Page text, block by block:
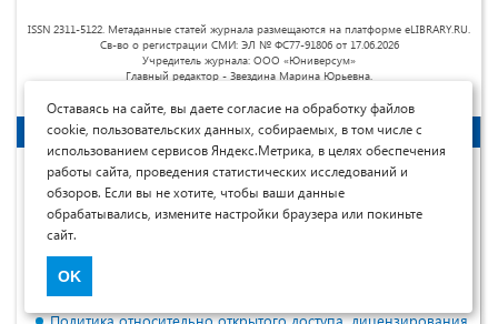
ISSN 2311-5122. Метаданные статей журнала размещаются на платформе eLIBRARY.RU.
Св-во о регистрации СМИ: ЭЛ № ФС77-91806 от 17.06.2026
Учредитель журнала: ООО «Юниверсум»
Главный редактор - Звездина Марина Юрьевна.
Авторам
Миссия
Сотрудничество
Рубрики журнала
Контрольные сроки
Политика относительно открытого доступа, лицензирования
Оставаясь на сайте, вы даете согласие на обработку файлов
cookie, пользовательских данных, собираемых, в том числе с
использованием сервисов Яндекс.Метрика, в целях обеспечения
работы сайта, проведения статистических исследований и
обзоров. Если вы не хотите, чтобы ваши данные
обрабатывались, измените настройки браузера или покиньте
сайт.
OK